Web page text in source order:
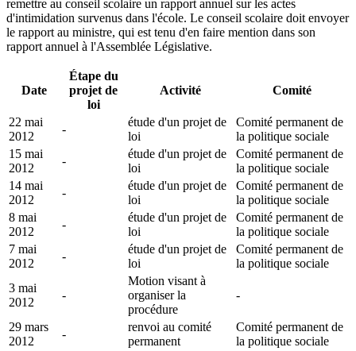
remettre au conseil scolaire un rapport annuel sur les actes
d'intimidation survenus dans l'école. Le conseil scolaire doit envoyer
le rapport au ministre, qui est tenu d'en faire mention dans son
rapport annuel à l'Assemblée Législative.
Date
Étape du
projet de
loi
Activité Comité
22 mai
2012
-
étude d'un projet de
loi
Comité permanent de
la politique sociale
15 mai
2012
-
étude d'un projet de
loi
Comité permanent de
la politique sociale
14 mai
2012
-
étude d'un projet de
loi
Comité permanent de
la politique sociale
8 mai
2012
-
étude d'un projet de
loi
Comité permanent de
la politique sociale
7 mai
2012
-
étude d'un projet de
loi
Comité permanent de
la politique sociale
3 mai
2012
-
Motion visant à
organiser la
procédure
-
29 mars
2012
-
renvoi au comité
permanent
Comité permanent de
la politique sociale